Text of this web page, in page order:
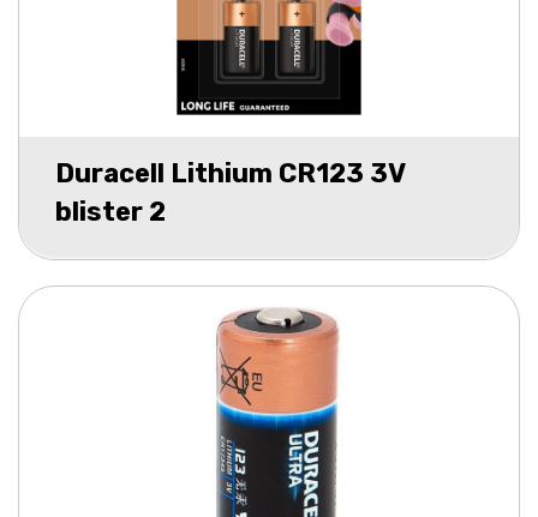
Duracell Lithium CR123 3V
blister 2